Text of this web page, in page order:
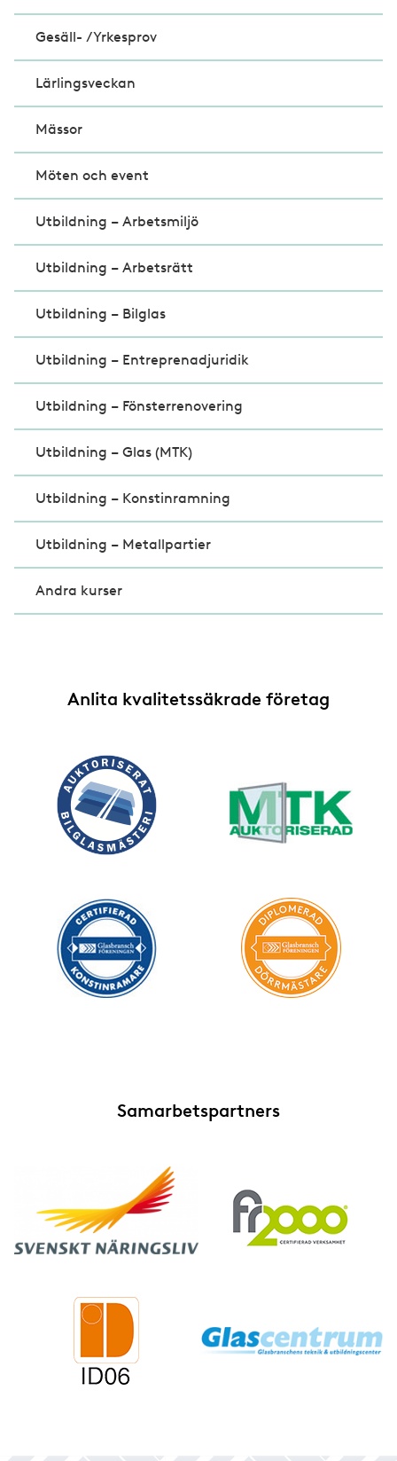
Gesäll- /Yrkesprov
Lärlingsveckan
Mässor
Möten och event
Utbildning – Arbetsmiljö
Utbildning – Arbetsrätt
Utbildning – Bilglas
Utbildning – Entreprenadjuridik
Utbildning – Fönsterrenovering
Utbildning – Glas (MTK)
Utbildning – Konstinramning
Utbildning – Metallpartier
Andra kurser
Anlita kvalitetssäkrade företag
Samarbetspartners